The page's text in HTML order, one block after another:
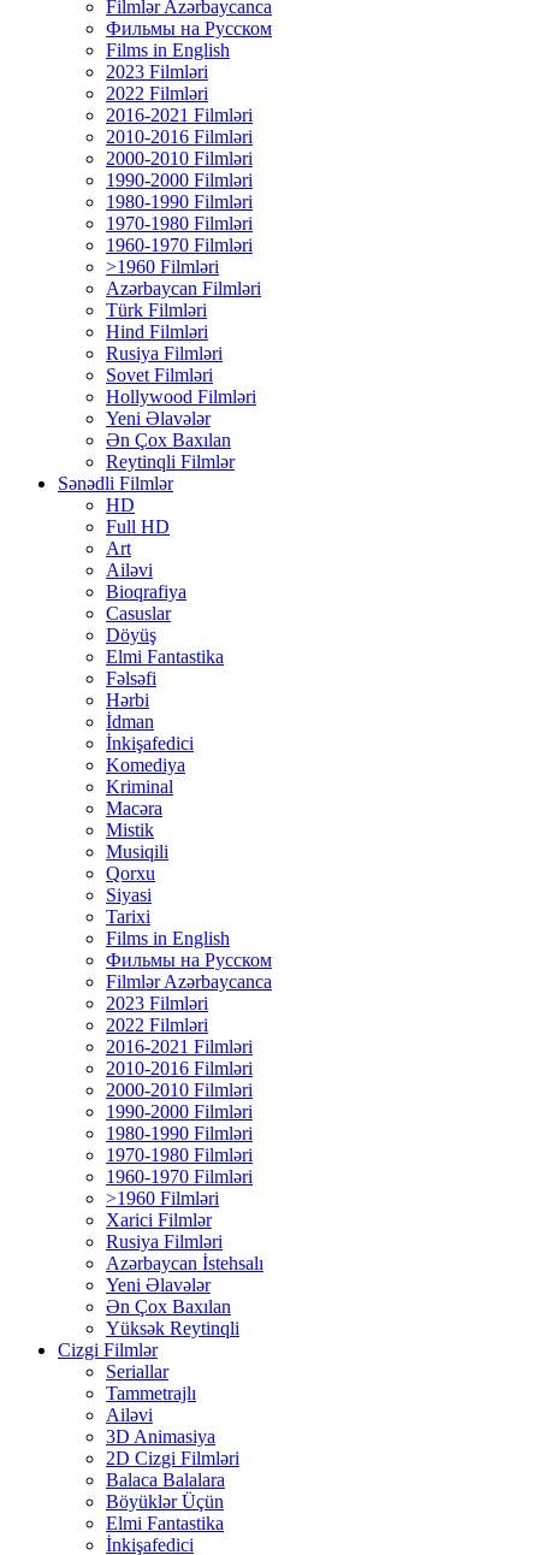
Filmlər Azərbaycanca
Фильмы на Русском
Films in English
2023 Filmləri
2022 Filmləri
2016-2021 Filmləri
2010-2016 Filmləri
2000-2010 Filmləri
1990-2000 Filmləri
1980-1990 Filmləri
1970-1980 Filmləri
1960-1970 Filmləri
>1960 Filmləri
Azərbaycan Filmləri
Türk Filmləri
Hind Filmləri
Rusiya Filmləri
Sovet Filmləri
Hollywood Filmləri
Yeni Əlavələr
Ən Çox Baxılan
Reytinqli Filmlər
Sənədli Filmlər
HD
Full HD
Art
Ailəvi
Bioqrafiya
Casuslar
Döyüş
Elmi Fantastika
Fəlsəfi
Hərbi
İdman
İnkişafedici
Komediya
Kriminal
Macəra
Mistik
Musiqili
Qorxu
Siyasi
Tarixi
Films in English
Фильмы на Русском
Filmlər Azərbaycanca
2023 Filmləri
2022 Filmləri
2016-2021 Filmləri
2010-2016 Filmləri
2000-2010 Filmləri
1990-2000 Filmləri
1980-1990 Filmləri
1970-1980 Filmləri
1960-1970 Filmləri
>1960 Filmləri
Xarici Filmlər
Rusiya Filmləri
Azərbaycan İstehsalı
Yeni Əlavələr
Ən Çox Baxılan
Yüksək Reytinqli
Cizgi Filmlər
Seriallar
Tammetrajlı
Ailəvi
3D Animasiya
2D Cizgi Filmləri
Balaca Balalara
Böyüklər Üçün
Elmi Fantastika
İnkişafedici